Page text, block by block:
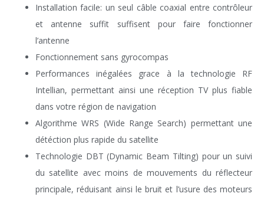
Installation facile: un seul câble coaxial entre contrôleur
et antenne suffit suffisent pour faire fonctionner
l’antenne
Fonctionnement sans gyrocompas
Performances inégalées grace à la technologie RF
Intellian, permettant ainsi une réception TV plus fiable
dans votre région de navigation
Algorithme WRS (Wide Range Search) permettant une
détéction plus rapide du satellite
Technologie DBT (Dynamic Beam Tilting) pour un suivi
du satellite avec moins de mouvements du réflecteur
principale, réduisant ainsi le bruit et l’usure des moteurs